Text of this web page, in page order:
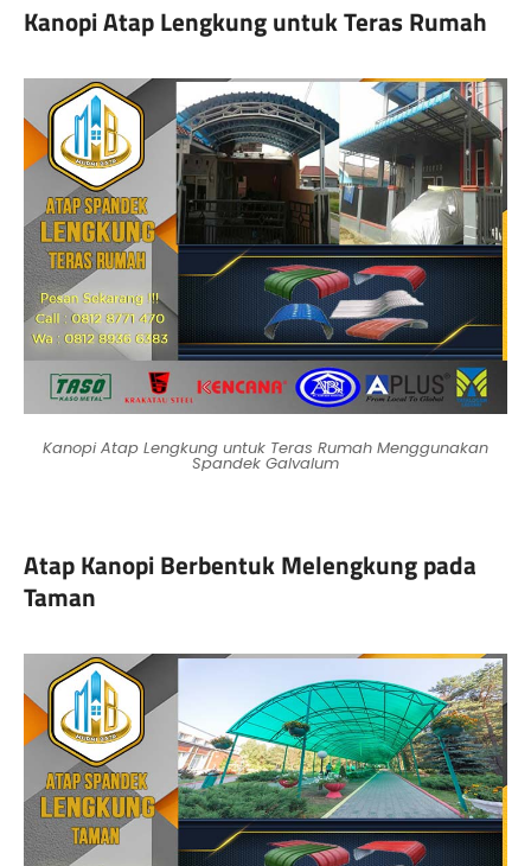
Kanopi Atap Lengkung untuk Teras Rumah
Kanopi Atap Lengkung untuk Teras Rumah Menggunakan
Spandek Galvalum
Atap Kanopi Berbentuk Melengkung pada
Taman